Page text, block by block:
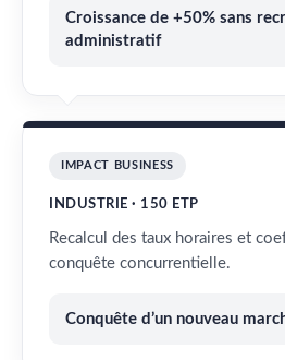
Croissance de +50% sans
administratif
IMPACT BUSINESS
INDUSTRIE · 150 ETP
Recalcul des taux horaires et
conquête concurrentielle.
Conquête d’un nouveau